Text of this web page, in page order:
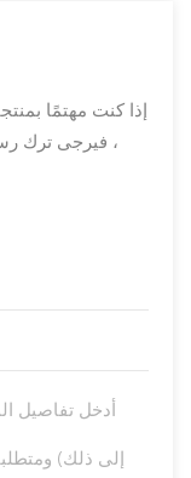
إذا كنت مهتمًا
، فيرجى ترك